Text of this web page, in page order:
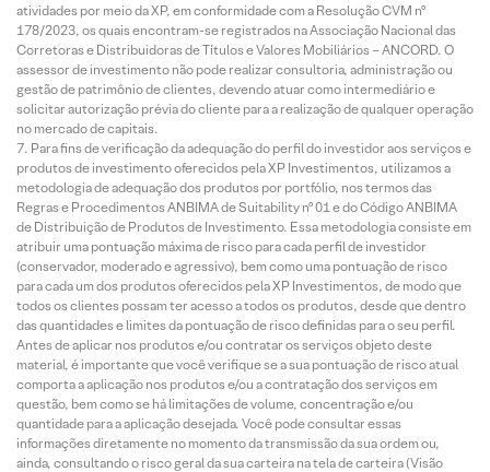
atividades por meio da XP, em conformidade com a Resolução CVM nº
178/2023, os quais encontram-se registrados na Associação Nacional das
Corretoras e Distribuidoras de Títulos e Valores Mobiliários – ANCORD. O
assessor de investimento não pode realizar consultoria, administração ou
gestão de patrimônio de clientes, devendo atuar como intermediário e
solicitar autorização prévia do cliente para a realização de qualquer operação
no mercado de capitais.
Para fins de verificação da adequação do perfil do investidor aos serviços e
produtos de investimento oferecidos pela XP Investimentos, utilizamos a
metodologia de adequação dos produtos por portfólio, nos termos das
Regras e Procedimentos ANBIMA de Suitability nº 01 e do Código ANBIMA
de Distribuição de Produtos de Investimento. Essa metodologia consiste em
atribuir uma pontuação máxima de risco para cada perfil de investidor
(conservador, moderado e agressivo), bem como uma pontuação de risco
para cada um dos produtos oferecidos pela XP Investimentos, de modo que
todos os clientes possam ter acesso a todos os produtos, desde que dentro
das quantidades e limites da pontuação de risco definidas para o seu perfil.
Antes de aplicar nos produtos e/ou contratar os serviços objeto deste
material, é importante que você verifique se a sua pontuação de risco atual
comporta a aplicação nos produtos e/ou a contratação dos serviços em
questão, bem como se há limitações de volume, concentração e/ou
quantidade para a aplicação desejada. Você pode consultar essas
informações diretamente no momento da transmissão da sua ordem ou,
ainda, consultando o risco geral da sua carteira na tela de carteira (Visão